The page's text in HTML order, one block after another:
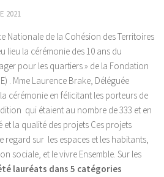
2021
Nationale de la Cohésion des Territoires
lieu la cérémonie des 10 ans du
pour les quartiers » de la Fondation
. Mme Laurence Brake, Déléguée
cérémonie en félicitant les porteurs de
qui étaient au nombre de 333 et en
la qualité des projets Ces projets
sur les espaces et les habitants,
sociale, et le vivre Ensemble. Sur les
lauréats dans 5 catégories